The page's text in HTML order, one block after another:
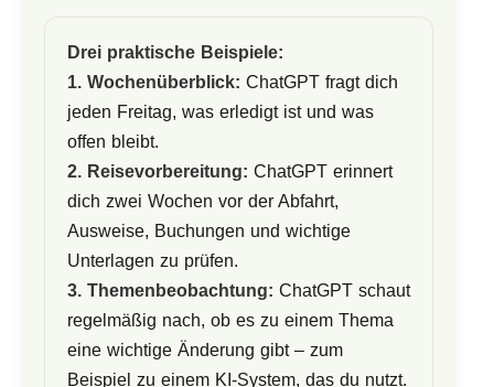
Drei praktische Beispiele:
1. Wochenüberblick: ChatGPT fragt dich
jeden Freitag, was erledigt ist und was
offen bleibt.
2. Reisevorbereitung: ChatGPT erinnert
dich zwei Wochen vor der Abfahrt,
Ausweise, Buchungen und wichtige
Unterlagen zu prüfen.
3. Themenbeobachtung: ChatGPT schaut
regelmäßig nach, ob es zu einem Thema
eine wichtige Änderung gibt – zum
Beispiel zu einem KI-System, das du nutzt.